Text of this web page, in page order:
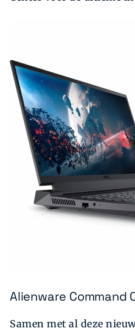
Alienware Command
Samen met al deze